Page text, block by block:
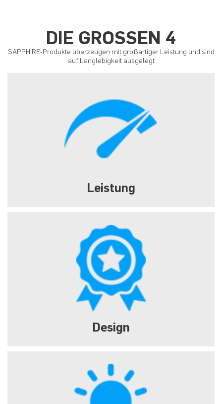
DIE GROSSEN 4
SAPPHIRE-Produkte überzeugen mit großartiger Leistung und sind
auf Langlebigkeit ausgelegt
Leistung
Design